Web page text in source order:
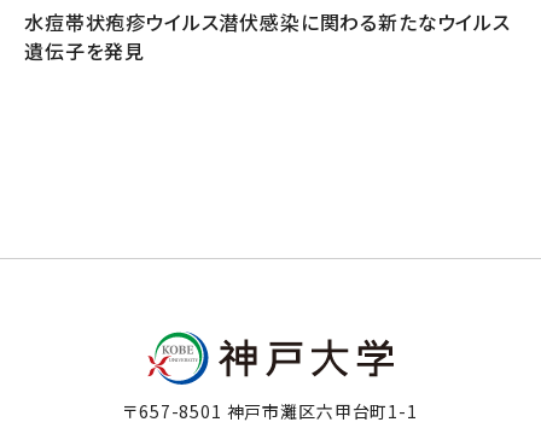
水痘帯状疱疹ウイルス潜伏感染に関わる新たなウイルス
遺伝子を発見
〒657-8501 神戸市灘区六甲台町1-1